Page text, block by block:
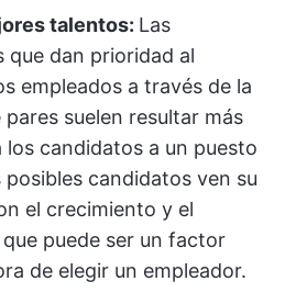
talentos: Las
que dan prioridad al
empleados a través de la
suelen resultar más
candidatos a un puesto
candidatos ven su
el crecimiento y el
puede ser un factor
de elegir un empleador.